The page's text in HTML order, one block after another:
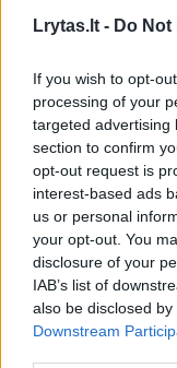
Lrytas.lt - Do
If you wish to opt-
processing of your
targeted advertising
section to confirm
opt-out request is
interest-based ads
us or personal
your opt-out. You
disclosure of your
IAB’s list of
also be disclosed
Downstream
Mėsainių
Vilniuje: atskleidė
Žinios | Lietuvos